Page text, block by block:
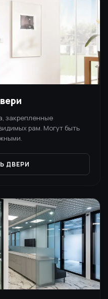
закрепленные
рам. Могут быть
ДВЕРИ